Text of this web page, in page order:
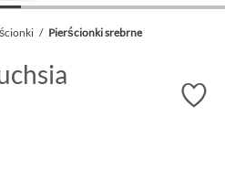
/ Pierścionki srebrne